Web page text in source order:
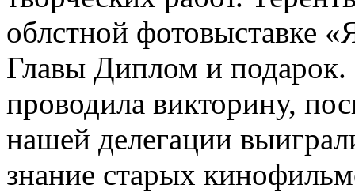
облстной фотовыставке
Главы Диплом и подарок.
проводила викторину,
нашей делегации
знание старых